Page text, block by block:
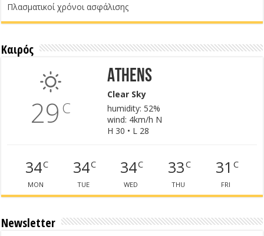
Πλασματικοί χρόνοι ασφάλισης
Καιρός
29 C
Athens
Clear Sky
humidity: 52%
wind: 4km/h N
H 30 • L 28
34C
MON
34C
TUE
34C
WED
33C
THU
31 C
FRI
Newsletter